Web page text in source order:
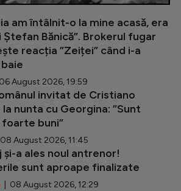
am întâlnit-o la mine acasă, era
Ștefan Bănică”. Brokerul fugar
reacția ”Zeiței” când i-a
August 2026, 19:59
invitat de Cristiano
la nunta cu Georgina: ”Sunt
buni”
August 2026, 11:45
și-a ales noul antrenor!
sunt aproape finalizate
| 08 August 2026, 12:29